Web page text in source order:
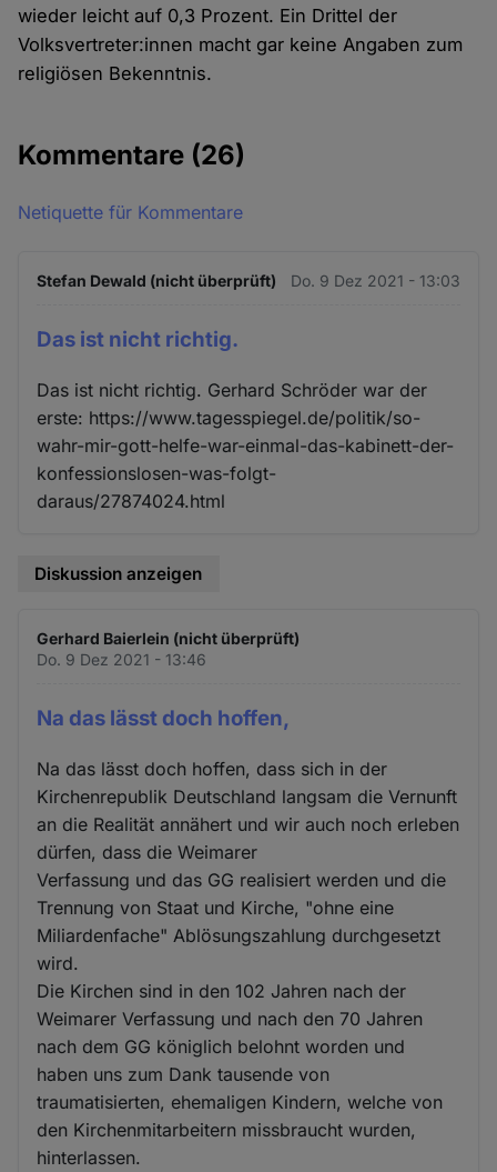
wieder leicht auf 0,3 Prozent. Ein Drittel der
Volksvertreter:innen macht gar keine Angaben zum
religiösen Bekenntnis.
Kommentare (26)
Netiquette für Kommentare
Stefan Dewald (nicht überprüft) Do. 9 Dez 2021 - 13:03
Das ist nicht richtig.
Das ist nicht richtig. Gerhard Schröder war der
erste: https://www.tagesspiegel.de/politik/so-
wahr-mir-gott-helfe-war-einmal-das-kabinett-der-
konfessionslosen-was-folgt-
daraus/27874024.html
Diskussion anzeigen
Gerhard Baierlein (nicht überprüft)
Do. 9 Dez 2021 - 13:46
Na das lässt doch hoffen,
Na das lässt doch hoffen, dass sich in der
Kirchenrepublik Deutschland langsam die Vernunft
an die Realität annähert und wir auch noch erleben
dürfen, dass die Weimarer
Verfassung und das GG realisiert werden und die
Trennung von Staat und Kirche, "ohne eine
Miliardenfache" Ablösungszahlung durchgesetzt
wird.
Die Kirchen sind in den 102 Jahren nach der
Weimarer Verfassung und nach den 70 Jahren
nach dem GG königlich belohnt worden und
haben uns zum Dank tausende von
traumatisierten, ehemaligen Kindern, welche von
den Kirchenmitarbeitern missbraucht wurden,
hinterlassen.